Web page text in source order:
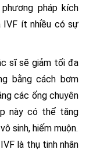
pháp kích
IVF ít nhiều có sự
sĩ sẽ giảm tối đa
bằng cách bơm
các ống chuyên
này có thể tăng
sinh, hiếm muộn.
là thụ tinh nhân